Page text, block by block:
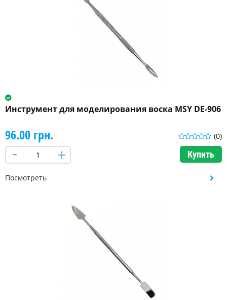
Инструмент для моделирования воска MSY DE-906
(0)
96.00 грн.
Купить
Посмотреть